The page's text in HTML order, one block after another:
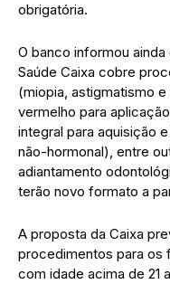
obrigatória.
O banco informou
Saúde Caixa cobre
(miopia, astigmatismo
vermelho para
integral para aquisição
não-hormonal), entre
adiantamento
terão novo formato a
A proposta da Caixa
procedimentos para os
com idade acima de 21